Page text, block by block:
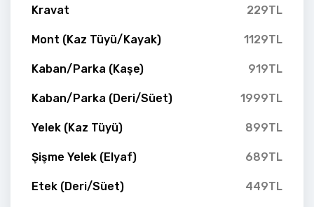
Kravat 229TL
Mont (Kaz Tüyü/Kayak) 1129TL
Kaban/Parka (Kaşe) 919TL
Kaban/Parka (Deri/Süet) 1999TL
Yelek (Kaz Tüyü) 899TL
Şişme Yelek (Elyaf) 689TL
Etek (Deri/Süet) 449TL